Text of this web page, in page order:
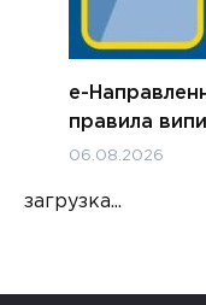
е-
правила
06.08.2026
загрузка...